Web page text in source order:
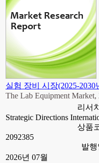
실험 장비 시장(2025-2030
The Lab Equipment
리서
Strategic Directions
상품
2092385
발행
2026년 07월